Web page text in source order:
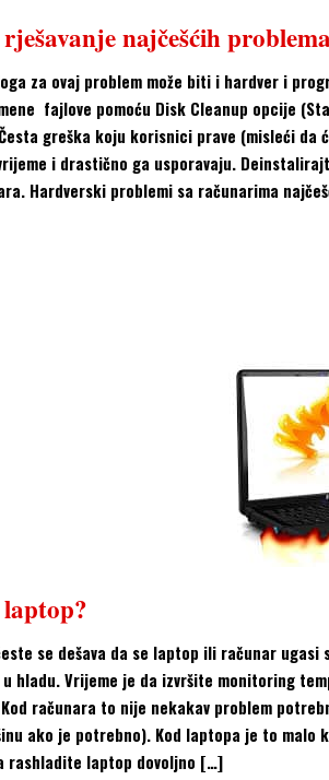
najčešćih
za ovaj problem može biti i hardver i
fajlove pomoću Disk Cleanup opcije
greška koju korisnici prave (misleći
i drastično ga usporavaju.
Hardverski problemi sa računarima
se dešava da se laptop ili računar
hladu. Vrijeme je da izvršite monitoring
računara to nije nekakav problem
ako je potrebno). Kod laptopa je to malo
rashladite laptop dovoljno […]